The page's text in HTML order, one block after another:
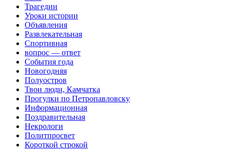
Трагедии
Уроки истории
Объявления
Развлекательная
Спортивная
вопрос — ответ
События года
Новогодняя
Полуостров
Твои люди, Камчатка
Прогулки по Петропавловску
Информационная
Поздравительная
Некрологи
Политпросвет
Короткой строкой